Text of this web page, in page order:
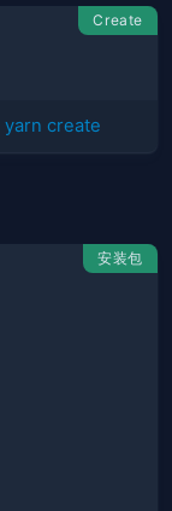
Create
yarn create
安装包